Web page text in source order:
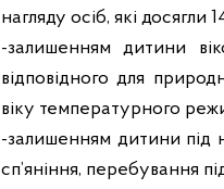
нагляду осіб, які досягли
-залишенням дитини
відповідного для
віку температурного
-залишенням дитини під
сп’яніння, перебування